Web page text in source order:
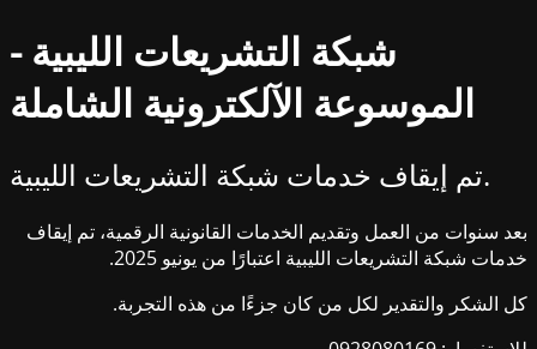
شبكة التشريعات الليبية -
الموسوعة الآلكترونية الشاملة
تم إيقاف خدمات شبكة التشريعات الليبية.
بعد سنوات من العمل وتقديم الخدمات القانونية الرقمية، تم إيقاف
خدمات شبكة التشريعات الليبية اعتبارًا من يونيو 2025.
كل الشكر والتقدير لكل من كان جزءًا من هذه التجربة.